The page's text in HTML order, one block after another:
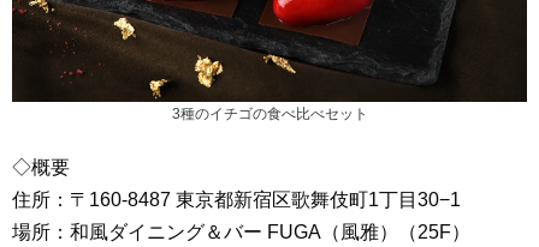
3種のイチゴの食べ比べセット
◇概要
住所：〒160-8487 東京都新宿区歌舞伎町1丁目30−1
場所：和風ダイニング＆バー FUGA（風雅）（25F）